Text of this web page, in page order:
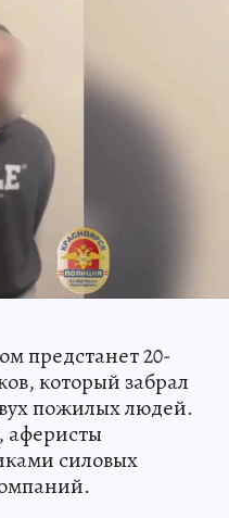
предстанет 20-
который забрал
пожилых людей.
аферисты
силовых